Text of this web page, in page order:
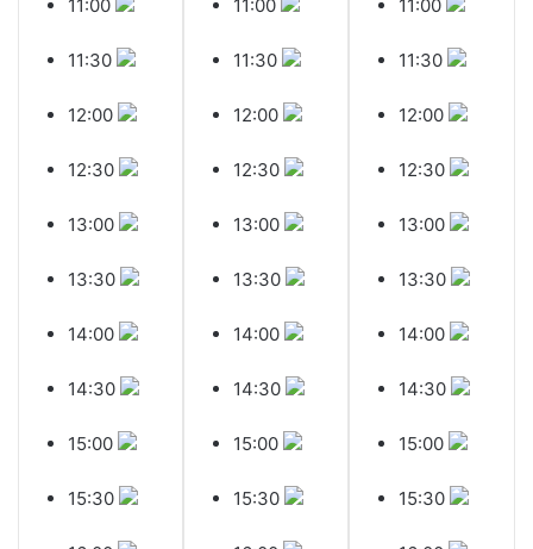
11:00
11:30
12:00
12:30
13:00
13:30
14:00
14:30
15:00
15:30
11:00
11:30
12:00
12:30
13:00
13:30
14:00
14:30
15:00
15:30
11:00
11:30
12:00
12:30
13:00
13:30
14:00
14:30
15:00
15:30